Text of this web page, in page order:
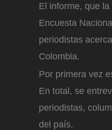
El informe, que
Encuesta
periodistas
Colombia.
Por primera vez
En total, se
periodistas,
del país.